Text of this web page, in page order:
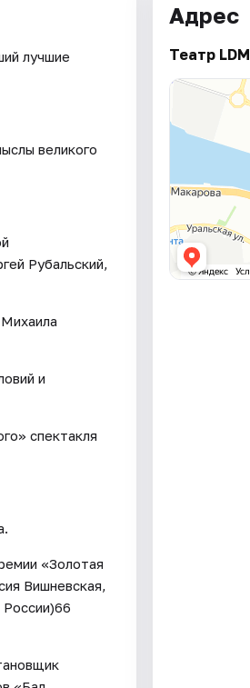
лучшие
великого
Рубальский,
и
спектакля
«Золотая
Вишневская,
Адрес
Театр LDM